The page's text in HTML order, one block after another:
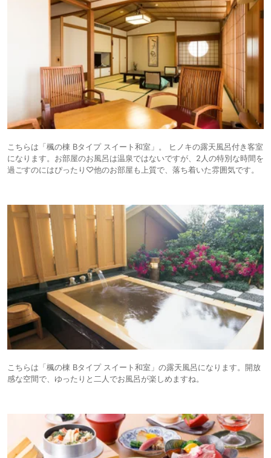
こちらは「楓の棟 Bタイプ スイート和室」。 ヒノキの露天風呂付き客室
になります。お部屋のお風呂は温泉ではないですが、2人の特別な時間を
過ごすのにはぴったり♡他のお部屋も上質で、落ち着いた雰囲気です。
こちらは「楓の棟 Bタイプ スイート和室」の露天風呂になります。開放
感な空間で、ゆったりと二人でお風呂が楽しめますね。